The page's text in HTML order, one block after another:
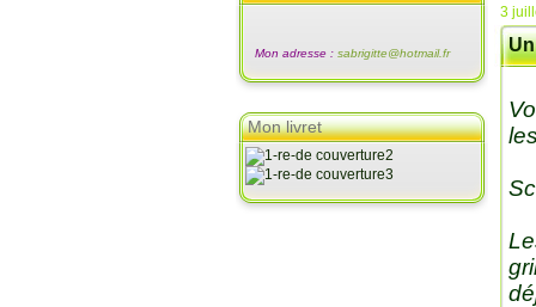
Mon adresse : sabrigitte@hotmail.fr
Mon livret
3